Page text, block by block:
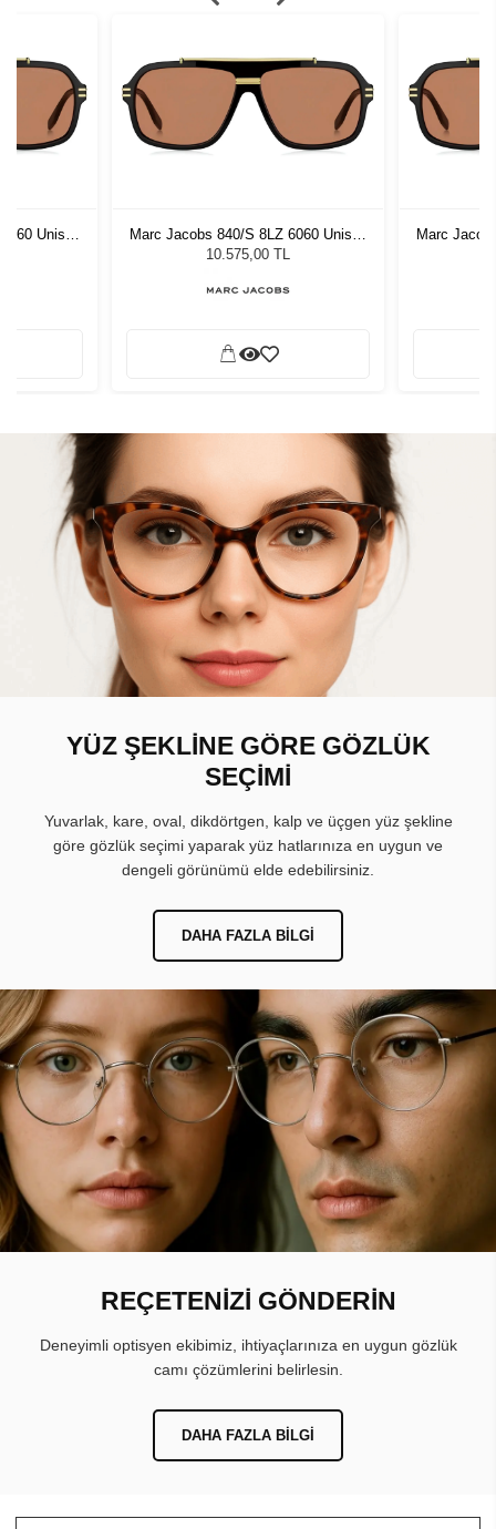
Unisex
Marc Jacobs 840/S 8LZ 6060 Unisex
Güneş Gözlüğü
10.575,00 TL
Marc
YÜZ ŞEKLİNE GÖRE GÖZLÜK
SEÇİMİ
Yuvarlak, kare, oval, dikdörtgen, kalp ve üçgen yüz şekline
göre gözlük seçimi yaparak yüz hatlarınıza en uygun ve
dengeli görünümü elde edebilirsiniz.
DAHA FAZLA BILGI
REÇETENİZİ GÖNDERİN
Deneyimli optisyen ekibimiz, ihtiyaçlarınıza en uygun gözlük
camı çözümlerini belirlesin.
DAHA FAZLA BILGI